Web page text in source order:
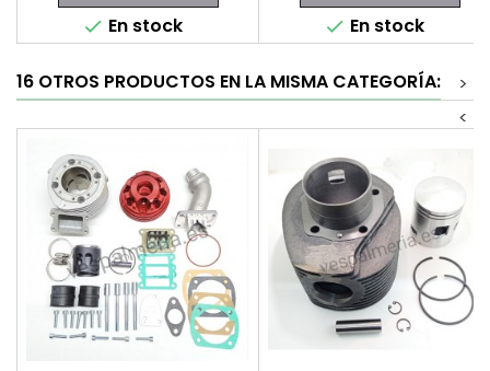
 En stock  En stock
16 OTROS PRODUCTOS EN LA MISMA CATEGORÍA:
>
<